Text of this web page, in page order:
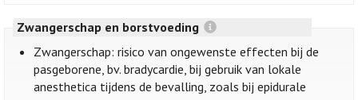
Zwangerschap en borstvoeding
Zwangerschap: risico van ongewenste effecten bij de
pasgeborene, bv. bradycardie, bij gebruik van lokale
anesthetica tijdens de bevalling, zoals bij epidurale